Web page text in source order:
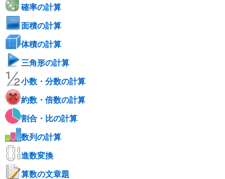
確率の計算
面積の計算
体積の計算
三角形の計算
小数・分数の計算
約数・倍数の計算
割合・比の計算
数列の計算
進数変換
算数の文章題